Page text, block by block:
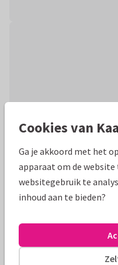
Productinformatie
Zwartwit kaartje met
Alle kaarten zijn
Cookies van
Ga je akkoord met het
apparaat om de
websitegebruik te
inhoud aan te bieden?